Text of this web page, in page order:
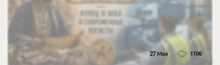
27 Мая 1106